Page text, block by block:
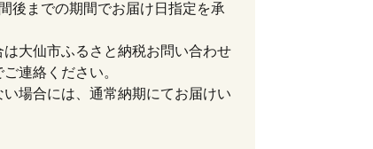
後までの期間でお届け日指定を承
は大仙市ふるさと納税お問い合わせ
連絡ください。
場合には、通常納期にてお届けい